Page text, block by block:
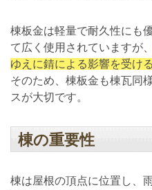
棟板金は軽量で耐久性にも
て広く使用されていますが、
ゆえに錆による影響を受け
そのため、棟板金も棟瓦同
スが大切です。
棟の重要性
棟は屋根の頂点に位置し、